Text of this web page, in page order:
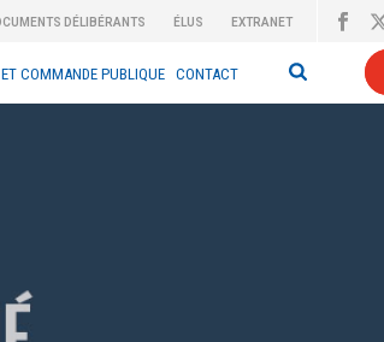
DÉLIBÉRANTS ÉLUS EXTRANET
COMMANDE PUBLIQUE CONTACT